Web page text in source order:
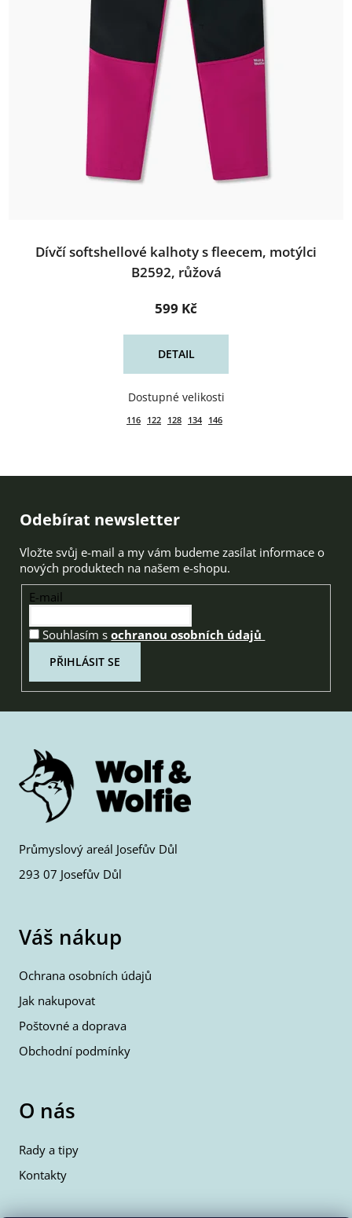
Dívčí softshellové kalhoty s fleecem, motýlci
B2592, růžová
599 Kč
DETAIL
116 122 128 134 146
Zápatí
Odebírat newsletter
Vložte svůj e-mail a my vám budeme zasílat informace o
nových produktech na našem e-shopu.
E-mail
Souhlasím sochranou osobních údajů
PŘIHLÁSIT SE
Průmyslový areál Josefův Důl
293 07 Josefův Důl
Váš nákup
Ochrana osobních údajů
Jak nakupovat
Poštovné a doprava
Obchodní podmínky
O nás
Rady a tipy
Kontakty